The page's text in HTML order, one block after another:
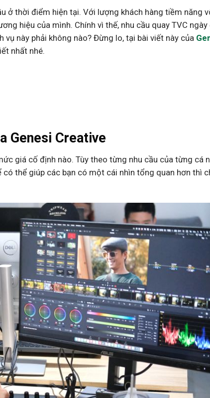
ở thời điểm hiện tại. Với lượng khách hàng tiềm năng
hiệu của mình. Chính vì thế, nhu cầu quay TVC
vụ này phải không nào? Đừng lo, tại bài viết này của
nhất nhé.
Genesi Creative
giá cố định nào. Tùy theo từng nhu cầu của từng cá
thể giúp các bạn có một cái nhìn tổng quan hơn thì